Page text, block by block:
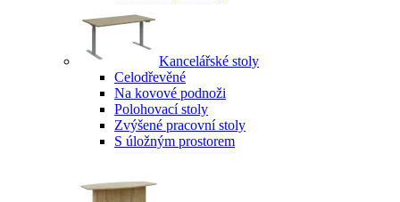
Kancelářské stoly
Celodřevěné
Na kovové podnoži
Polohovací stoly
Zvýšené pracovní stoly
S úložným prostorem